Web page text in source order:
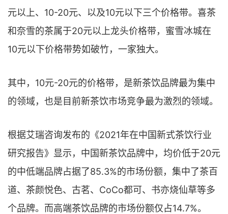
元以上、10-20元、以及10元以下三个价格带。喜茶
和奈雪的茶属于20元以上龙头价格带，蜜雪冰城在
10元以下价格带势如破竹，一家独大。
其中，10元-20元的价格带，是新茶饮品牌最为集中
的领域，也是目前新茶饮市场竞争最为激烈的领域。
根据艾瑞咨询发布的《2021年在中国新式茶饮行业
研究报告》显示，中国新茶饮品牌中，均价低于20元
的中低端品牌占据了85.3%的市场份额，集中了茶百
道、茶颜悦色、古茗、CoCo都可、书亦烧仙草等多
个品牌。而高端茶饮品牌的市场份额仅占14.7%。